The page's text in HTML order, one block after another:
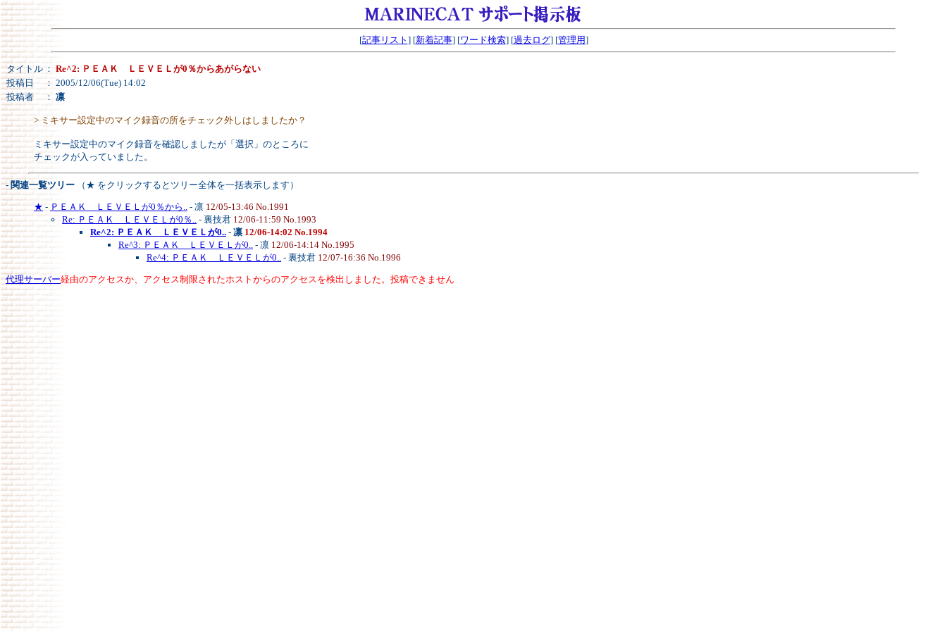
[記事リスト ] [新着記事] [ワード検索] [過去ログ] [管理用]
タイトル ： Re^2: ＰＥＡＫ ＬＥＶＥＬが0％からあがらない
投稿日
： 2005/12/06(Tue) 14:02
投稿者
： 凛
> ミキサー設定中のマイク録音の所をチェック外しはしましたか？
ミキサー設定中のマイク録音を確認しましたが「選択」のところに
チェックが入っていました。
- 関連一覧ツリー （★ をクリックするとツリー全体を一括表示します）
★ - ＰＥＡＫ ＬＥＶＥＬが0％から.. - 凛 12/05-13:46 No.1991
Re: ＰＥＡＫ ＬＥＶＥＬが0％..
- 裏技君 12/06-11:59 No.1993
Re^2: ＰＥＡＫ ＬＥＶＥＬが0.. - 凛 12/06-14:02 No.1994
Re^3: ＰＥＡＫ ＬＥＶＥＬが0..
- 凛 12/06-14:14 No.1995
Re^4: ＰＥＡＫ ＬＥＶＥＬが0..
- 裏技君 12/07-16:36 No.1996
代理サーバー経由のアクセスか、アクセス制限されたホストからのアクセスを検出しました。投稿できません